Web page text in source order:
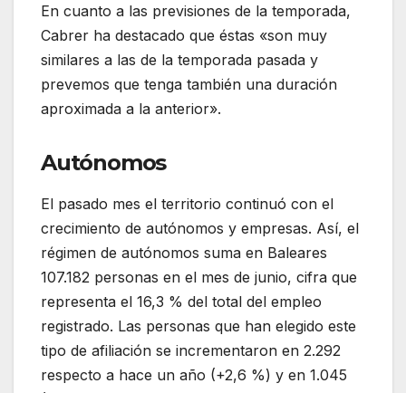
En cuanto a las previsiones de la temporada,
Cabrer ha destacado que éstas «son muy
similares a las de la temporada pasada y
prevemos que tenga también una duración
aproximada a la anterior».
Autónomos
El pasado mes el territorio continuó con el
crecimiento de autónomos y empresas. Así, el
régimen de autónomos suma en Baleares
107.182 personas en el mes de junio, cifra que
representa el 16,3 % del total del empleo
registrado. Las personas que han elegido este
tipo de afiliación se incrementaron en 2.292
respecto a hace un año (+2,6 %) y en 1.045